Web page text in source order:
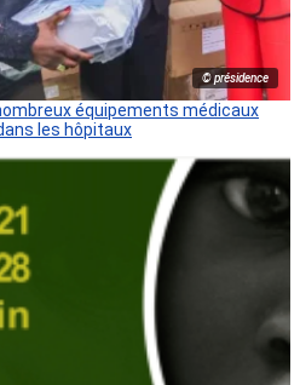
© présidence
équipements médicaux
les hôpitaux